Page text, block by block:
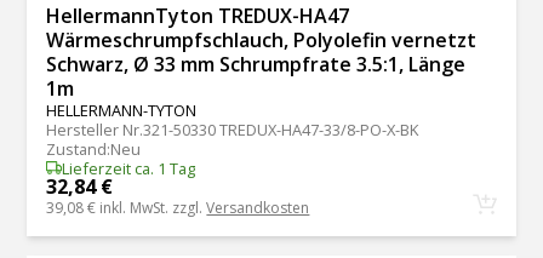
HellermannTyton TREDUX-HA47
Wärmeschrumpfschlauch, Polyolefin vernetzt
Schwarz, Ø 33 mm Schrumpfrate 3.5:1, Länge
1m
HELLERMANN-TYTON
Hersteller Nr.321-50330 TREDUX-HA47-33/8-PO-X-BK
Zustand:Neu
Lieferzeit ca. 1 Tag
32,84 €
39,08 € inkl. MwSt. zzgl.Versandkosten